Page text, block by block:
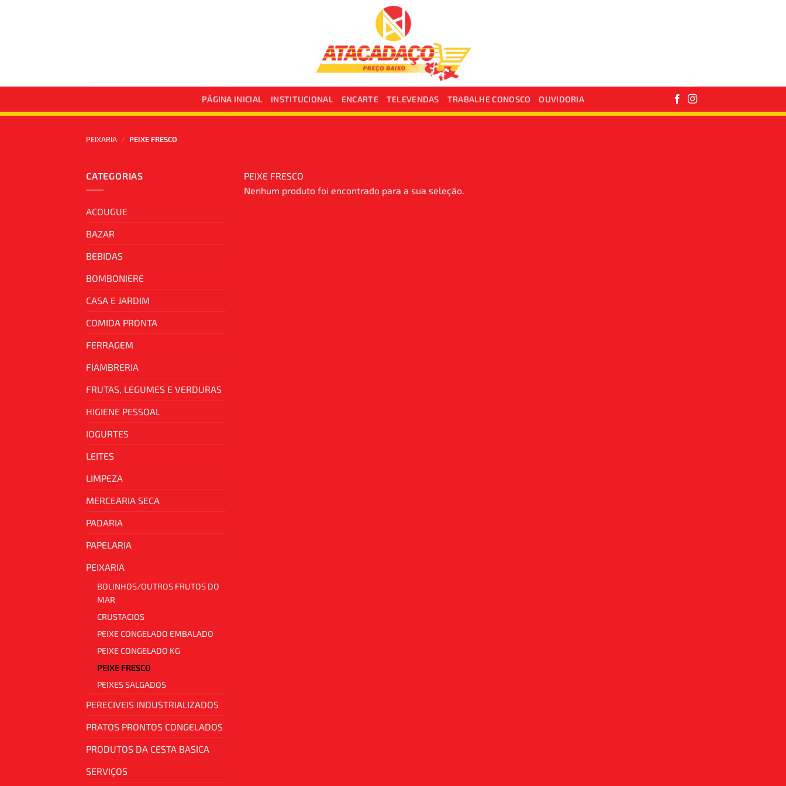
PÁGINA INICIAL INSTITUCIONAL ENCARTE TELEVENDAS TRABALHE CONOSCO OUVIDORIA
PEIXARIA / PEIXE FRESCO
CATEGORIAS
ACOUGUE
BAZAR
BEBIDAS
BOMBONIERE
CASA E JARDIM
COMIDA PRONTA
FERRAGEM
FIAMBRERIA
FRUTAS, LEGUMES E VERDURAS
HIGIENE PESSOAL
IOGURTES
LEITES
LIMPEZA
MERCEARIA SECA
PADARIA
PAPELARIA
PEIXARIA
BOLINHOS/OUTROS FRUTOS DO
MAR
CRUSTACIOS
PEIXE CONGELADO EMBALADO
PEIXE CONGELADO KG
PEIXE FRESCO
PEIXES SALGADOS
PERECIVEIS INDUSTRIALIZADOS
PRATOS PRONTOS CONGELADOS
PRODUTOS DA CESTA BASICA
SERVIÇOS
PEIXE FRESCO
Nenhum produto foi encontrado para a sua seleção.